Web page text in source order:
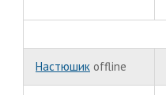
Настюшик offline